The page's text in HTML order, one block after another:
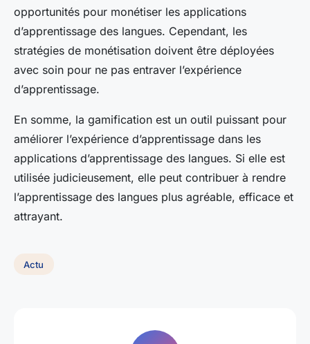
opportunités pour monétiser les applications
d’apprentissage des langues. Cependant, les
stratégies de monétisation doivent être déployées
avec soin pour ne pas entraver l’expérience
d’apprentissage.
En somme, la gamification est un outil puissant pour
améliorer l’expérience d’apprentissage dans les
applications d’apprentissage des langues. Si elle est
utilisée judicieusement, elle peut contribuer à rendre
l’apprentissage des langues plus agréable, efficace et
attrayant.
Actu